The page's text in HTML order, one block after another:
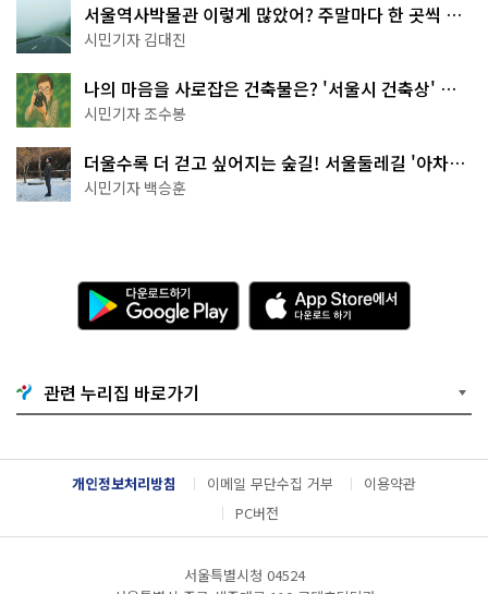
서울역사박물관 이렇게 많았어? 주말마다 한 곳씩 떠
나는 역사 산책
시민기자 김대진
나의 마음을 사로잡은 건축물은? '서울시 건축상' 수
상작 공개!
시민기자 조수봉
더울수록 더 걷고 싶어지는 숲길! 서울둘레길 '아차산
코스'
시민기자 백승훈
다
운
로
기
G
o
g
l
e
l
A
p
p
e
서
다
운
드
관련 누리집 바로가기
개인정보처리방침 이메일 무단수집 거부
이용약관
PC버전
서울특별시청 04524